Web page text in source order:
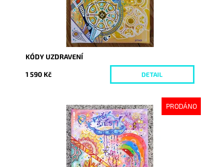
KÓDY UZDRAVENÍ
1 590 Kč DETAIL
PRODÁNO
Vyprodáno
4553